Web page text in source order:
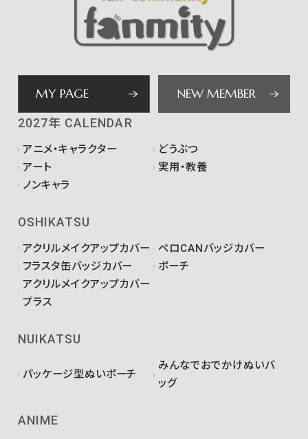
MY PAGE NEW MEMBER
2027年 CALENDAR
アニメ・キャラクター
どうぶつ
アート
実用・教養
ノンキャラ
OSHIKATSU
アクリルメイクアップカバー
ペロCANバッジカバー
フラスタ缶バッジカバー
ポーチ
アクリルメイクアップカバー
プラス
NUIKATSU
パッケージ型ぬいポーチ
みんなでおでかけぬいバ
ッグ
ANIME